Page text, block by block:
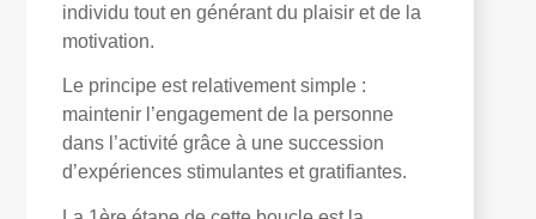
individu tout en générant du plaisir et de la
motivation.
Le principe est relativement simple :
maintenir l’engagement de la personne
dans l’activité grâce à une succession
d’expériences stimulantes et gratifiantes.